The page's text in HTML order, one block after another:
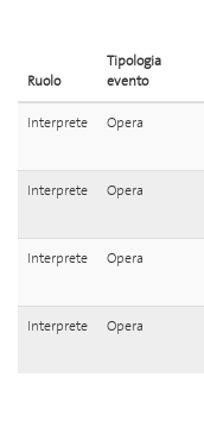
Ruolo
Tipologia
evento
Interprete Opera
Interprete Opera
Interprete Opera
Interprete Opera